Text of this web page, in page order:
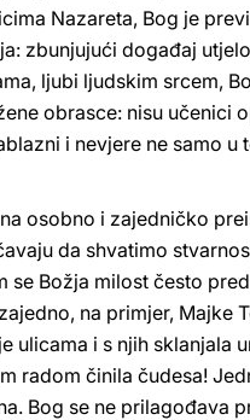
Nazareta, Bog je
zbunjujući događaj
ljubi ljudskim srcem,
obrasce: nisu učenici
i nevjere ne samo u
osobno i zajedničko
da shvatimo
se Božja milost često
na primjer, Majke
ulicama i s njih sklanjala
radom činila čudesa!
Bog se ne prilagođava